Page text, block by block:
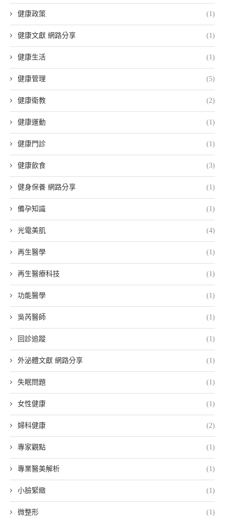
健康政策 (1)
健康文獻 網路分享 (1)
健康生活 (1)
健康管理 (5)
健康衛教 (2)
健康運動 (1)
健康門診 (1)
健康飲食 (3)
健身保養 網路分享 (1)
備孕知識 (1)
光電美肌 (4)
再生醫學 (1)
再生醫療科技 (1)
功能醫學 (1)
吳芮醫師 (1)
回診追蹤 (1)
外泌體文獻 網路分享 (1)
失眠問題 (1)
女性健康 (1)
婦科健康 (2)
專家觀點 (1)
專業醫美解析 (1)
小臉緊緻 (1)
微整形 (1)